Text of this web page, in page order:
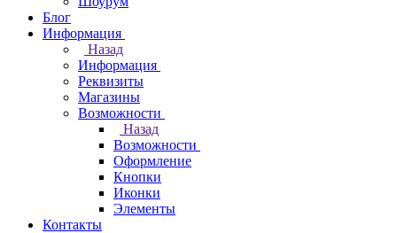
Блог
Информация
Назад
Информация
Реквизиты
Магазины
Возможности
Назад
Возможности
Оформление
Кнопки
Иконки
Элементы
Контакты